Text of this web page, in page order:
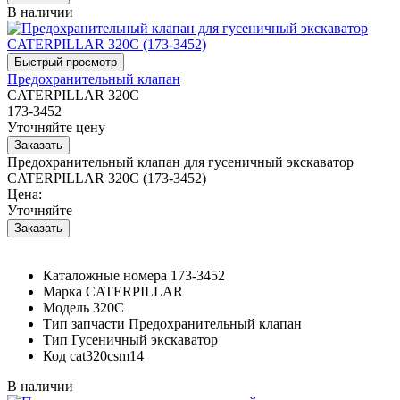
В наличии
Предохранительный клапан
CATERPILLAR 320C
173-3452
Уточняйте цену
Предохранительный клапан для гусеничный экскаватор
CATERPILLAR 320C (173-3452)
Цена:
Уточняйте
Каталожные номера 173-3452
Марка CATERPILLAR
Модель 320C
Тип запчасти Предохранительный клапан
Тип Гусеничный экскаватор
Код cat320csm14
В наличии